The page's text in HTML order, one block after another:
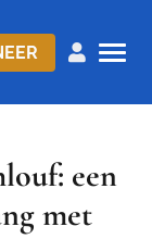
een
met